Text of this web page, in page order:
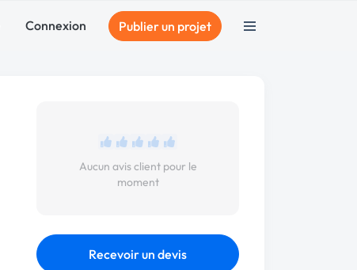
Connexion Publier un projet
Aucun avis client pour le
moment
Recevoir un devis